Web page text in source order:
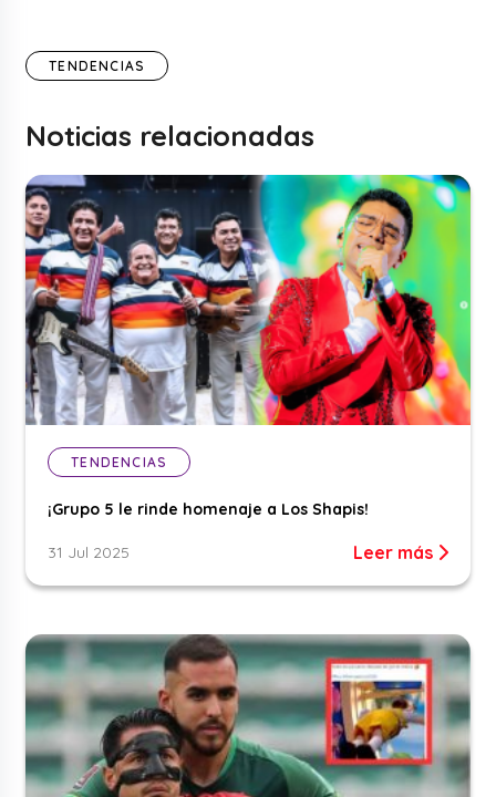
TENDENCIAS
Noticias relacionadas
TENDENCIAS
¡Grupo 5 le rinde homenaje a Los Shapis!
31 Jul 2025 Leer más